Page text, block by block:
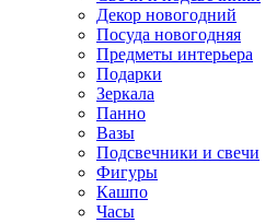
Декор новогодний
Посуда новогодняя
Предметы интерьера
Подарки
Зеркала
Панно
Вазы
Подсвечники и свечи
Фигуры
Кашпо
Часы